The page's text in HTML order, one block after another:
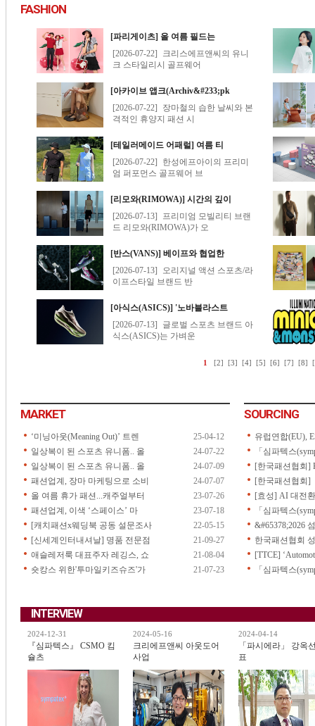
FASHION
MARKET
‘미닝아웃(Meaning Out)’ 트렌
25-04-12
일상복이 된 스포츠 유니폼.. 올
24-07-22
일상복이 된 스포츠 유니폼.. 올
24-07-09
패션업계, 장마 마케팅으로 소비
24-07-07
올 여름 휴가 패션...캐주얼부터
23-07-26
패션업계, 이색 ‘스페이스’ 마
23-07-18
[캐치패션x웨딩북 공동 설문조사
22-05-15
[신세계인터내셔날] 명품 전문점
21-09-27
애슬레저룩 대표주자 레깅스, 쇼
21-08-04
숏캉스 위한'투마일키즈슈즈'가
21-07-23
SOURCING
유럽연합(EU),
「심파텍스
[한국패션협회]
[한국패션협회]
[효성] AI 대전
「심파텍스
&#65378;2026
한국패션협회
[TTCE]
「심파텍스
INTERVIEW
2024-12-31
『심파텍스』 CSMO 킴
슐츠
2024-05-16
크리에프앤씨 아웃도어
사업
2024-04-14
「파시에라」 강옥
표